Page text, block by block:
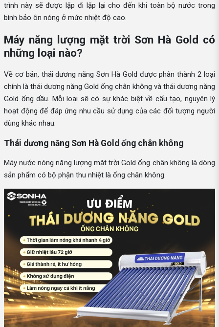
trình này sẽ được lặp đi lặp lại cho đến khi toàn bộ nước trong
bình bảo ôn nóng ở mức nhiệt độ cao.
Máy năng lượng mặt trời Sơn Hà Gold có
những loại nào?
Về cơ bản, thái dương năng Sơn Hà Gold được phân thành 2 loại
chính là thái dương năng Gold ống chân không và thái dương năng
Gold ống dầu. Mỗi loại sẽ có sự khác biệt về cấu tạo, nguyên lý
hoạt động để đáp ứng nhu cầu sử dụng của các đối tượng người
dùng khác nhau.
Thái dương năng Sơn Hà Gold ống chân không
Máy nước nóng năng lượng mặt trời Gold ống chân không là dòng
sản phẩm có bộ phận thu nhiệt là ống chân không.